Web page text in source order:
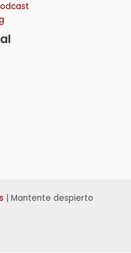
| Mantente despierto